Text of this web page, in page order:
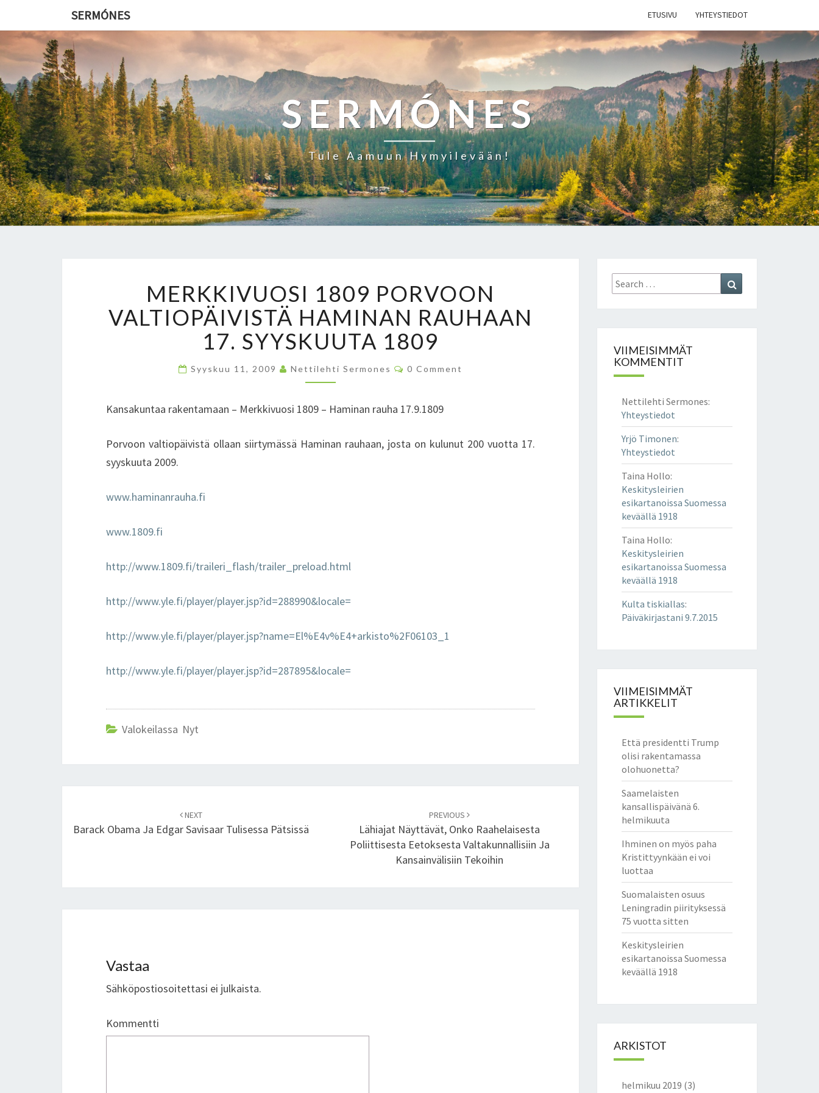
SERMÓNES ETUSIVU YHTEYSTIEDOT
SERMÓNES
Tule Aamuun Hymyilevään!
E
R
K
K
I
V
U
S
1
O
N
L
I
I
N
1
MERKKIVUOSI 1809 PORVOON
VALTIOPÄIVISTÄ HAMINAN RAUHAAN
17. SYYSKUUTA 1809
Syyskuu 11, 2009 Nettilehti Sermones
C
O
N
0 Comment
Kansakuntaa rakentamaan – Merkkivuosi 1809 – Haminan rauha 17.9.1809
Porvoon valtiopäivistä ollaan siirtymässä Haminan rauhaan, josta on kulunut 200 vuotta 17.
syyskuuta 2009.
www.haminanrauha.fi
www.1809.fi
http://www.1809.fi/traileri_flash/trailer_preload.html
http://www.yle.fi/player/player.jsp?id=288990&locale=
http://www.yle.fi/player/player.jsp?name=El%E4v%E4+arkisto%2F06103_1
http://www.yle.fi/player/player.jsp?id=287895&locale=
Valokeilassa Nyt
navigation
NEXT
Barack Obama Ja Edgar Savisaar Tulisessa Pätsissä
PREVIOUS
Lähiajat Näyttävät, Onko Raahelaisesta
Poliittisesta Eetoksesta Valtakunnallisiin Ja
Kansainvälisiin Tekoihin
Vastaa
Sähköpostiosoitettasi ei julkaista.
Kommentti
Search
for:
VIIMEISIMMÄT
KOMMENTIT
Nettilehti Sermones:
Yhteystiedot
Yrjö Timonen:
Yhteystiedot
Taina Hollo:
Keskitysleirien
esikartanoissa Suomessa
keväällä 1918
Taina Hollo:
Keskitysleirien
esikartanoissa Suomessa
keväällä 1918
Kulta tiskiallas:
Päiväkirjastani 9.7.2015
VIIMEISIMMÄT
ARTIKKELIT
Että presidentti Trump
olisi rakentamassa
olohuonetta?
Saamelaisten
kansallispäivänä 6.
helmikuuta
Ihminen on myös paha
Kristittyynkään ei voi
luottaa
Suomalaisten osuus
Leningradin piirityksessä
75 vuotta sitten
Keskitysleirien
esikartanoissa Suomessa
keväällä 1918
ARKISTOT
helmikuu 2019 (3)